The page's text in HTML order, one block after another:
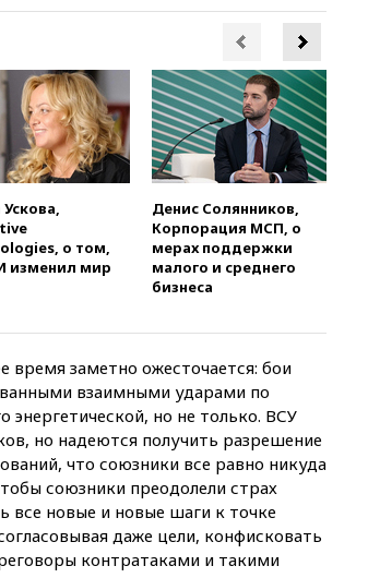
без российских туристов
В Жуковском и
введены ограничения
вчера, 18:21Зюганов
присоединился к критике
«Яблока»
пострадали при атаках ВСУ на
Белгородскую область
вчера, 18:00Совет мира
выбрал подрядчика для
Миронов призвал
снять «Яблоко» с выборов в
Госдуму
вчера, 17:45
получит «золотую акцию» в
управлении аэропортом
Шереметьево
вчера, 17:35Шесть человек
пострадали при ударе ВСУ по
автобусу в Запорожской
о том,
изменил мир
Денис Солянников,
Корпорация МСП, о
мерах поддержки
малого и среднего
бизнеса
время заметно ожесточается: бои
взаимными ударами по
но не только. ВСУ
но надеются получить разрешение
что союзники все равно никуда
союзники преодолели страх
все новые и новые шаги к точке
даже цели, конфисковать
контратаками и такими